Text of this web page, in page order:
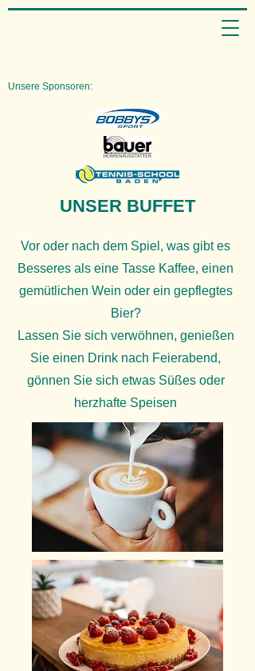
Unsere Sponsoren:
UNSER BUFFET
Vor oder nach dem Spiel, was gibt es
Besseres als eine Tasse Kaffee, einen
gemütlichen Wein oder ein gepflegtes
Bier?
Lassen Sie sich verwöhnen, genießen
Sie einen Drink nach Feierabend,
gönnen Sie sich etwas Süßes oder
herzhafte Speisen